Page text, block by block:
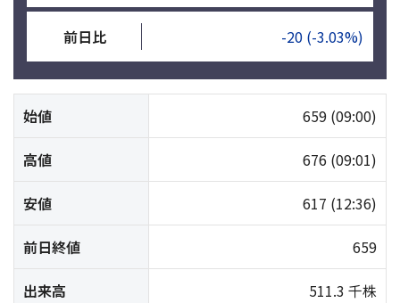
前日比 -20 (-3.03%)
始値 659 (09:00)
高値 676 (09:01)
安値 617 (12:36)
前日終値 659
出来高 511.3 千株